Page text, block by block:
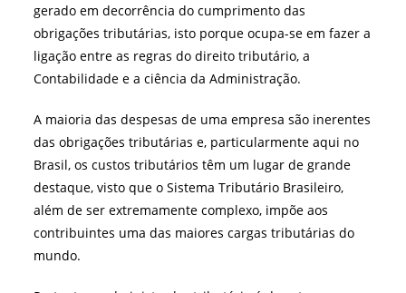
gerado em decorrência do cumprimento das
obrigações tributárias, isto porque ocupa-se em fazer a
ligação entre as regras do direito tributário, a
Contabilidade e a ciência da Administração.
A maioria das despesas de uma empresa são inerentes
das obrigações tributárias e, particularmente aqui no
Brasil, os custos tributários têm um lugar de grande
destaque, visto que o Sistema Tributário Brasileiro,
além de ser extremamente complexo, impõe aos
contribuintes uma das maiores cargas tributárias do
mundo.